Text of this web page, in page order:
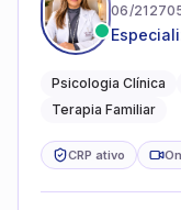
06/
famílias
Psicologia Clínica
Terapia Familiar
CRP ativo